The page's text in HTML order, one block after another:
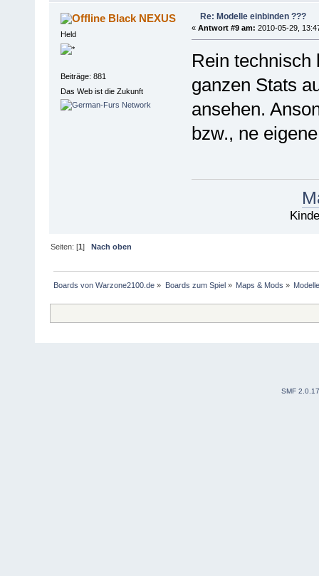
Black NEXUS
Held
Beiträge: 881
Das Web ist die Zukunft
Re: Modelle einbinden ???
« Antwort #9 am: 2010-05-29,
Rein technisch
ganzen Stats
ansehen.
bzw., ne
Seiten: [1]Nach oben
Boards von Warzone2100.de » Boards zum Spiel » Maps & Mods »
SMF 2.0.17